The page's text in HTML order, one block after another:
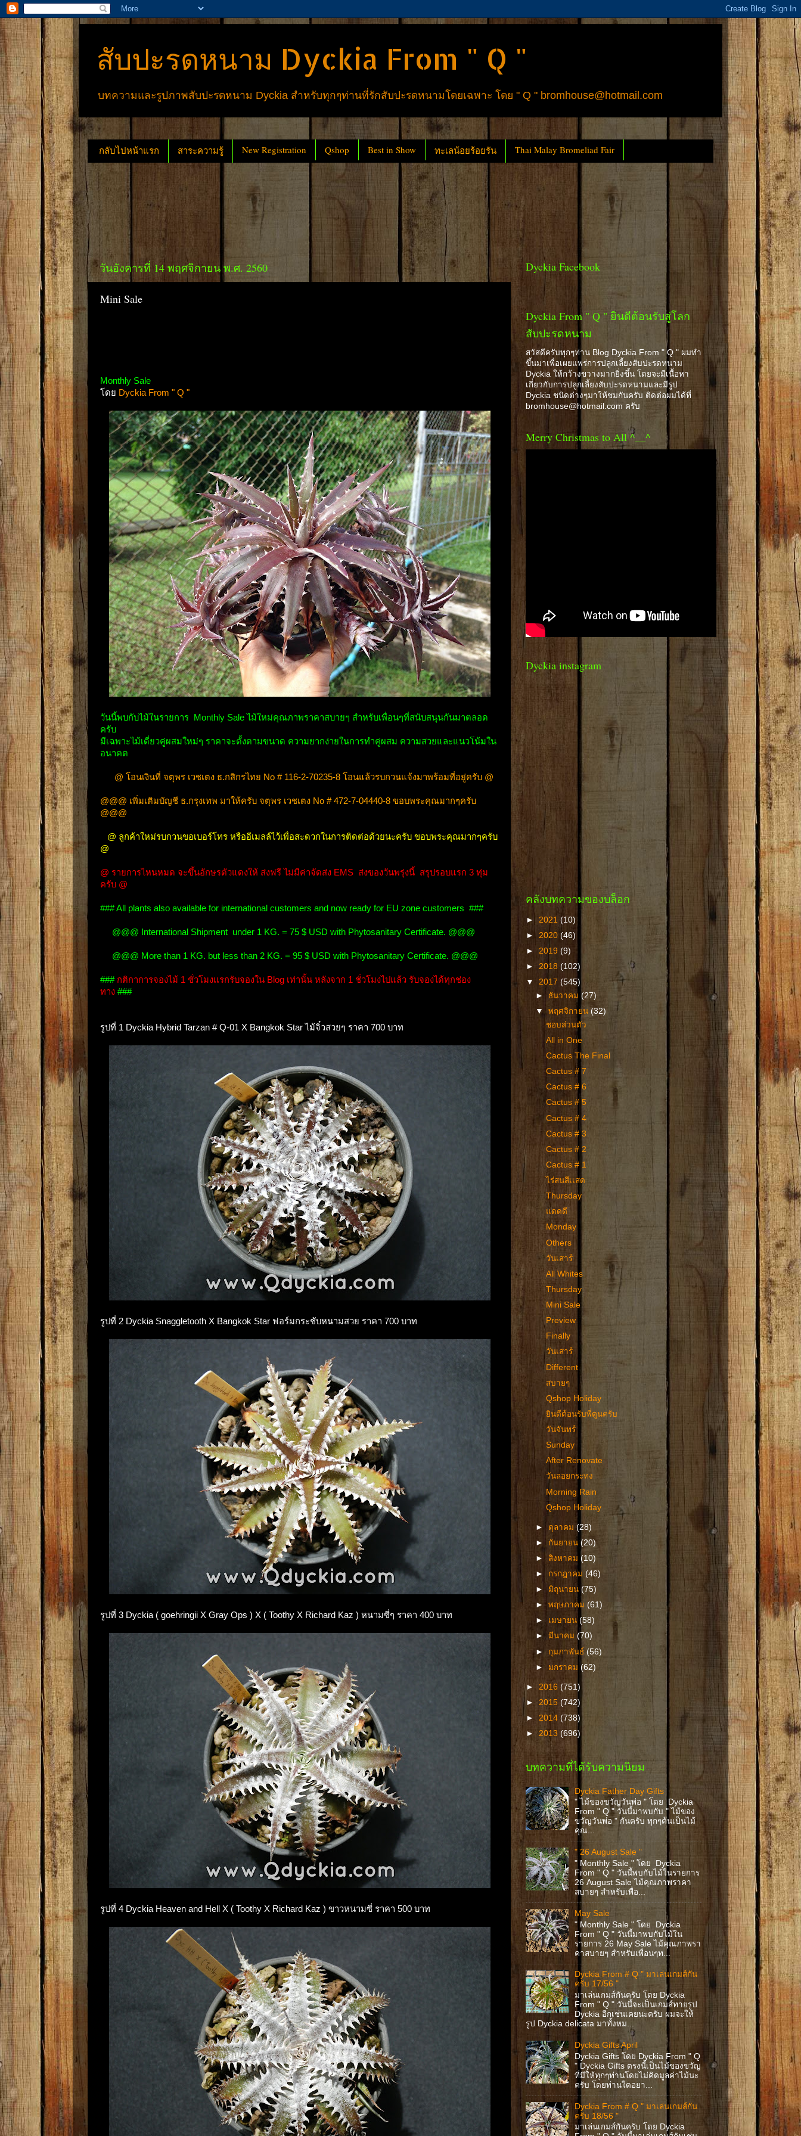
สับปะรดหนาม Dyckia From " Q "
บทความและรูปภาพสับปะรดหนาม Dyckia สำหรับทุกๆท่านที่รักสับปะรดหนามโดยเฉพาะ โดย " Q " bromhouse@hotmail.com
กลับไปหน้าแรก สาระความรู้ New Registration Qshop Best in Show ทะเลน้อยร้อยรัน Thai Malay Bromeliad Fair
วันอังคารที่ 14 พฤศจิกายน พ.ศ. 2560
Mini Sale
Monthly Sale
โดย Dyckia From " Q "
วันนี้พบกับไม้ในรายการ Monthly Sale ไม้ใหม่คุณภาพราคาสบายๆ สำหรับเพื่อนๆที่สนับสนุนกันมาตลอด
ครับ
มีเฉพาะไม้เดี่ยวคู่ผสมใหม่ๆ ราคาจะตั้งตามขนาด ความยากง่ายในการทำคู่ผสม ความสวยและแนวโน้มใน
อนาคต
@ โอนเงินที่ จตุพร เวชเตง ธ.กสิกรไทย No # 116-2-70235-8 โอนแล้วรบกวนแจ้งมาพร้อมที่อยู่ครับ @
@@@ เพิ่มเติมบัญชี ธ.กรุงเทพ มาให้ครับ จตุพร เวชเตง No # 472-7-04440-8 ขอบพระคุณมากๆครับ
@@@
@ ลูกค้าใหม่รบกวนขอเบอร์โทร หรืออีเมลล์ไว้เพื่อสะดวกในการติดต่อด้วยนะครับ ขอบพระคุณมากๆครับ
@
@ รายการไหนหมด จะขึ้นอักษรตัวแดงให้ ส่งฟรี ไม่มีค่าจัดส่ง EMS ส่งของวันพรุ่งนี้ สรุปรอบแรก 3 ทุ่ม
ครับ @
### All plants also available for international customers and now ready for EU zone customers ###
@@@ International Shipment under 1 KG. = 75 $ USD with Phytosanitary Certificate. @@@
@@@ More than 1 KG. but less than 2 KG. = 95 $ USD with Phytosanitary Certificate. @@@
### กติกาการจองไม้ 1 ชั่วโมงเเรกรับจองใน Blog เท่านั้น หลังจาก 1 ชั่วโมงไปแล้ว รับจองได้ทุกช่อง
ทาง ###
รูปที่ 1 Dyckia Hybrid Tarzan # Q-01 X Bangkok Star ไม้จิ๋วสวยๆ ราคา 700 บาท
รูปที่ 2 Dyckia Snaggletooth X Bangkok Star ฟอร์มกระชับหนามสวย ราคา 700 บาท
รูปที่ 3 Dyckia ( goehringii X Gray Ops ) X ( Toothy X Richard Kaz ) หนามซี่ๆ ราคา 400 บาท
รูปที่ 4 Dyckia Heaven and Hell X ( Toothy X Richard Kaz ) ขาวหนามซี่ ราคา 500 บาท
Dyckia Facebook
Dyckia From " Q " ยินดีต้อนรับสู่โลก
สับปะรดหนาม
สวัสดีครับทุกๆท่าน Blog Dyckia From " Q " ผมทำ
ขึ้นมาเพื่อเผยแพร่การปลูกเลี้ยงสับปะรดหนาม
Dyckia ให้กว้างขวางมากยิ่งขึ้น โดยจะมีเนื้อหา
เกี่ยวกับการปลูกเลี้ยงสับปะรดหนามและมีรูป
Dyckia ชนิดต่างๆมาให้ชมกันครับ ติดต่อผมได้ที่
bromhouse@hotmail.com ครับ
Merry Christmas to All ^__^
Dyckia instagram
คลังบทความของบล็อก
► 2021 (10)
► 2020 (46)
► 2019 (9)
► 2018 (102)
▼ 2017 (545)
► ธันวาคม(27)
▼พฤศจิกายน(32)
ชอบส่วนตัว
All in One
Cactus The Final
Cactus # 7
Cactus # 6
Cactus # 5
Cactus # 4
Cactus # 3
Cactus # 2
Cactus # 1
ไร่สนสีเเสด
Thursday
แดดดี
Monday
Others
วันเสาร์
All Whites
Thursday
Mini Sale
Preview
Finally
วันเสาร์
Different
สบายๆ
Qshop Holiday
ยินดีต้อนรับพี่ตูนครับ
วันจันทร์
Sunday
After Renovate
วันลอยกระทง
Morning Rain
Qshop Holiday
► ตุลาคม(28)
► กันยายน(20)
►สิงหาคม(10)
► กรกฎาคม (46)
►มิถุนายน(75)
►พฤษภาคม(61)
► เมษายน(58)
►มีนาคม(70)
► กุมภาพันธ์(56)
►มกราคม(62)
► 2016 (751)
► 2015 (742)
► 2014 (738)
► 2013 (696)
บทความที่ได้รับความนิยม
Dyckia Father Day Gifts
" ไม้ของขวัญวันพ่อ " โดย Dyckia
From " Q " วันนี้มาพบกับ " ไม้ของ
ขวัญวันพ่อ " กันครับ ทุกๆต้นเป็นไม้
คุณ...
" 26 August Sale "
" Monthly Sale " โดย Dyckia
From " Q " วันนี้พบกับไม้ในรายการ
26 August Sale ไม้คุณภาพราคา
สบายๆ สำหรับเพื่อ...
May Sale
" Monthly Sale " โดย Dyckia
From " Q " วันนี้มาพบกับไม้ใน
รายการ 26 May Sale ไม้คุณภาพรา
คาสบายๆ สำหรับเพื่อนๆท...
Dyckia From # Q " มาเล่นเกมส์กัน
ครับ 17/56 "
มาเล่นเกมส์กันครับ โดย Dyckia
From " Q " วันนี้จะเป็นเกมส์ทายรูป
Dyckia อีกเช่นเคยนะครับ ผมจะให้
รูป Dyckia delicata มาทั้งหม...
Dyckia Gifts April
Dyckia Gifts โดย Dyckia From " Q
" Dyckia Gifts ตรงนี้เป็นไม้ของขวัญ
ที่มีให้ทุกๆท่านโดยไม่คิดมูลค่าไม้นะ
ครับ โดยท่านใดอยา...
Dyckia From # Q " มาเล่นเกมส์กัน
ครับ 18/56 "
มาเล่นเกมส์กันครับ โดย Dyckia